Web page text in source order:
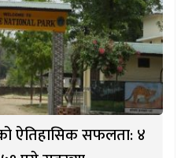
ऐतिहासिक सफलता: ४